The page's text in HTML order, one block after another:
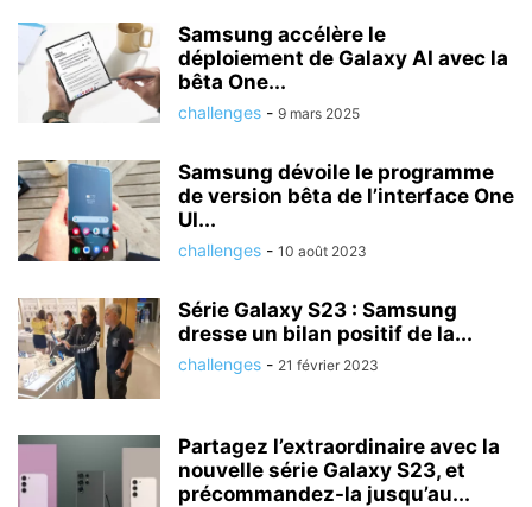
Samsung accélère le
déploiement de Galaxy AI avec la
bêta One...
challenges - 9 mars 2025
Samsung dévoile le programme
de version bêta de l’interface One
UI...
challenges - 10 août 2023
Série Galaxy S23 : Samsung
dresse un bilan positif de la...
challenges - 21 février 2023
Partagez l’extraordinaire avec la
nouvelle série Galaxy S23, et
précommandez-la jusqu’au...